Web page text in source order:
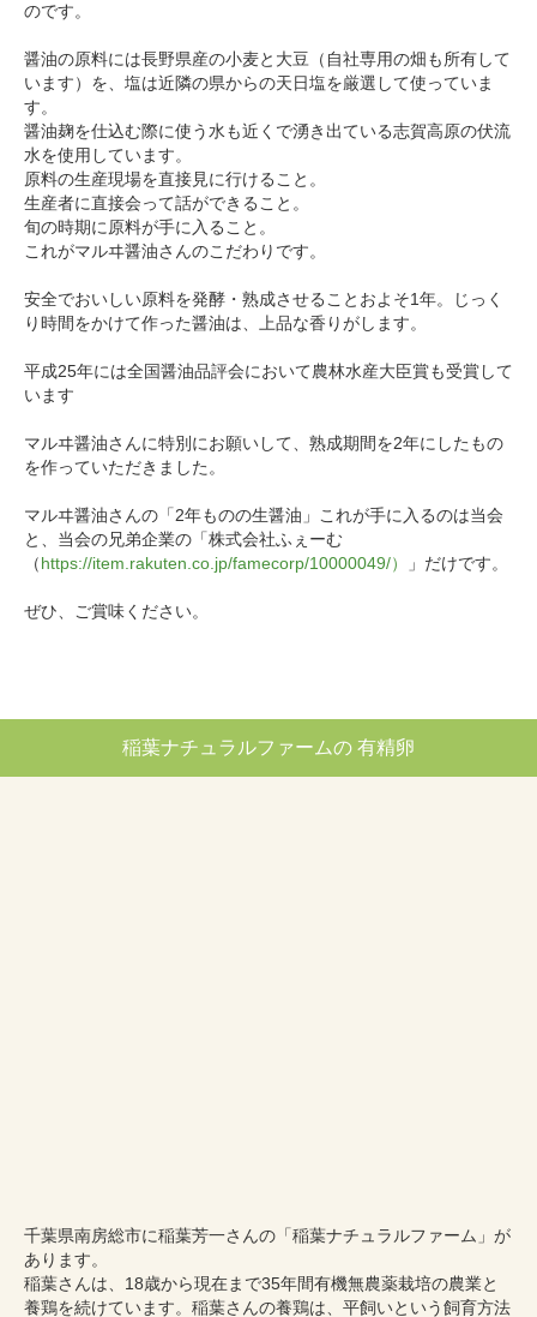
のです。
醤油の原料には長野県産の小麦と大豆（自社専用の畑も所有して
います）を、塩は近隣の県からの天日塩を厳選して使っていま
す。
醤油麹を仕込む際に使う水も近くで湧き出ている志賀高原の伏流
水を使用しています。
原料の生産現場を直接見に行けること。
生産者に直接会って話ができること。
旬の時期に原料が手に入ること。
これがマルヰ醤油さんのこだわりです。
安全でおいしい原料を発酵・熟成させることおよそ1年。じっく
り時間をかけて作った醤油は、上品な香りがします。
平成25年には全国醤油品評会において農林水産大臣賞も受賞して
います
マルヰ醤油さんに特別にお願いして、熟成期間を2年にしたもの
を作っていただきました。
マルヰ醤油さんの「2年ものの生醤油」これが手に入るのは当会
と、当会の兄弟企業の「株式会社ふぇーむ
（https://item.rakuten.co.jp/famecorp/10000049/） 」だけです。
ぜひ、ご賞味ください。
稲葉ナチュラルファームの 有精卵
千葉県南房総市に稲葉芳一さんの「稲葉ナチュラルファーム」が
あります。
稲葉さんは、18歳から現在まで35年間有機無農薬栽培の農業と
養鶏を続けています。稲葉さんの養鶏は、平飼いという飼育方法